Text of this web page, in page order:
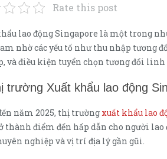
Rate this post
lao động Singapore là một trong
nhờ các yếu tố như thu nhập tương
và điều kiện tuyển chọn tương đối linh
trường Xuất khẩu lao động
năm 2025, thị trườngxuất khẩu lao
thành điểm đến hấp dẫn cho người
nghiệp và vị trí địa lý gần gũi.